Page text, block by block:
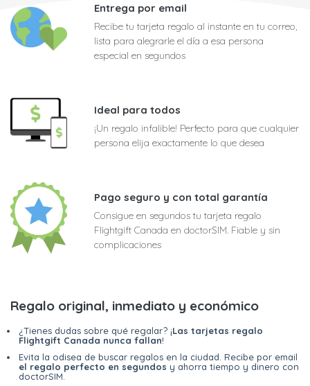
Entrega por email
Recibe tu tarjeta regalo al instante en tu correo,
lista para alegrarle el día a esa persona
especial en segundos
Ideal para todos
¡Un regalo infalible! Perfecto para que cualquier
persona elija exactamente lo que desea
Pago seguro y con total garantía
Consigue en segundos tu tarjeta regalo
Flightgift Canada en doctorSIM. Fiable y sin
complicaciones
Regalo original, inmediato y económico
¿Tienes dudas sobre qué regalar? ¡Las tarjetas regalo
Flightgift Canada nunca fallan!
Evita la odisea de buscar regalos en la ciudad. Recibe por email
el regalo perfecto en segundos y ahorra tiempo y dinero con
doctorSIM.